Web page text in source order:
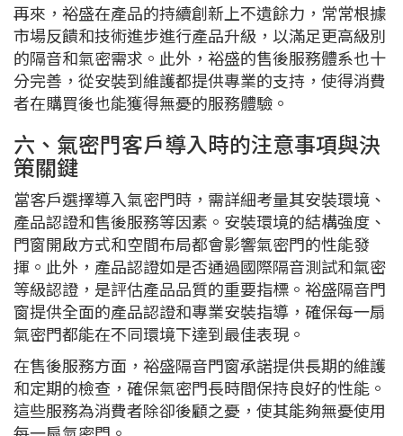
再來，裕盛在產品的持續創新上不遺餘力，常常根據
市場反饋和技術進步進行產品升級，以滿足更高級別
的隔音和氣密需求。此外，裕盛的售後服務體系也十
分完善，從安裝到維護都提供專業的支持，使得消費
者在購買後也能獲得無憂的服務體驗。
六、氣密門客戶導入時的注意事項與決
策關鍵
當客戶選擇導入氣密門時，需詳細考量其安裝環境、
產品認證和售後服務等因素。安裝環境的結構強度、
門窗開啟方式和空間布局都會影響氣密門的性能發
揮。此外，產品認證如是否通過國際隔音測試和氣密
等級認證，是評估產品品質的重要指標。裕盛隔音門
窗提供全面的產品認證和專業安裝指導，確保每一扇
氣密門都能在不同環境下達到最佳表現。
在售後服務方面，裕盛隔音門窗承諾提供長期的維護
和定期的檢查，確保氣密門長時間保持良好的性能。
這些服務為消費者除卻後顧之憂，使其能夠無憂使用